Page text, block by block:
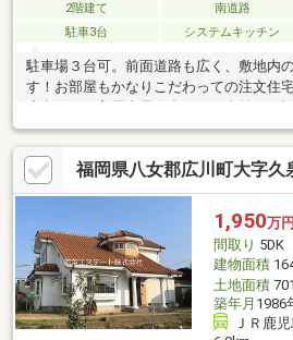
2階建て 南道路
駐車3台
システムキッチン
駐車場３台可。前面道路も広く、敷地内
す！お部屋もかなりこだわっての注文住
覧も可能です！高校、中学校、大学徒歩
様がいらっしゃる家庭でも安心です！
福岡県八女郡広川町大字久
1,950万円
間取り 5DK
建物面積
土地面積
築年月 1986
ＪＲ鹿